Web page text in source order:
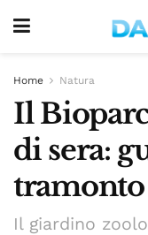
Home Natura
Il
di sera:
tramonto
Il giardino